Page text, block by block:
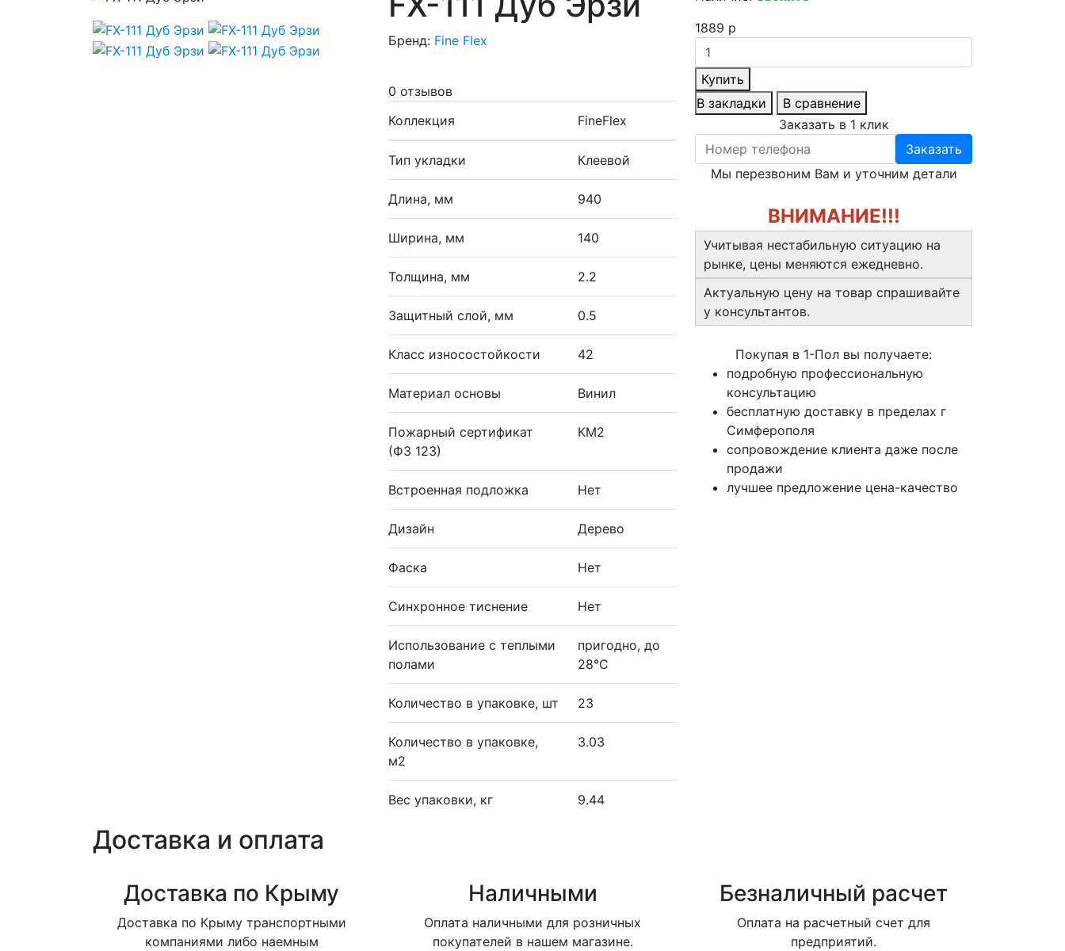
Бренд: Fine Flex
0 отзывов
Коллекция
FineFlex
Тип укладки Клеевой
Длина, мм 940
Ширина, мм 140
Толщина, мм 2.2
Защитный слой, мм 0.5
Класс износостойкости 42
Материал основы Винил
Пожарный сертификат
(ФЗ 123)
КМ2
Встроенная подложка Нет
Дизайн Дерево
Фаска Нет
Синхронное тиснение Нет
Использование с теплыми
полами
пригодно, до
28°С
Количество в упаковке, шт 23
Количество в упаковке,
м2
3.03
Вес упаковки, кг 9.44
1889 р
Купить
В закладки
В сравнение
Заказать в 1 клик
Заказать
Мы перезвоним Вам и уточним детали
ВНИМАНИЕ!!!
Учитывая нестабильную ситуацию на
рынке, цены меняются ежедневно.
Актуальную цену на товар спрашивайте
у консультантов.
Покупая в 1-Пол вы получаете:
подробную профессиональную
консультацию
бесплатную доставку в пределах г
Симферополя
сопровождение клиента даже после
продажи
лучшее предложение цена-качество
Доставка и оплата
Доставка по Крыму
Доставка по Крыму транспортными
компаниями либо наемным
Наличными
Оплата наличными для розничных
покупателей в нашем магазине.
Безналичный расчет
Оплата на расчетный счет для
предприятий.